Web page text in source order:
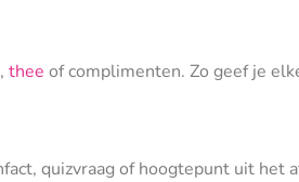
, thee of complimenten. Zo geef je
quizvraag of hoogtepunt uit het